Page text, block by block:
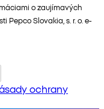
o zaujímavých
Pepco Slovakia, s. r. o. e-
ochrany